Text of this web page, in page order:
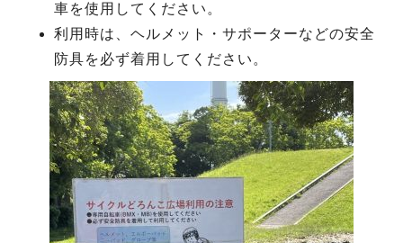
車を使用してください。
利用時は、ヘルメット・サポーターなどの安全
防具を必ず着用してください。